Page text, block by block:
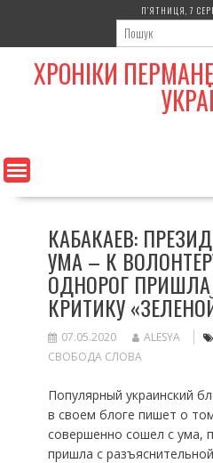
content
П’ЯТНИЦЯ, 7
ХРОНІКИ
КАБАКАЕВ:
УМА – К
ОДНОРОГ
КРИТИКУ
07.05.2020 ALESYA
СВОБОДА СЛОВА
Популярный украинский
в своем блоге пишет о
совершенно сошел с ума,
пришла с